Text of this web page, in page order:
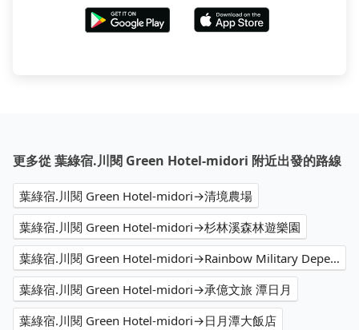
更多從 葉綠宿.川閱 Green Hotel-midori 附近出發的路線
葉綠宿.川閱 Green Hotel-midori→清境農場
葉綠宿.川閱 Green Hotel-midori→杉林溪森林遊樂園
葉綠宿.川閱 Green Hotel-midori→Rainbow Military Dependents` Village
葉綠宿.川閱 Green Hotel-midori→承億文旅 潭日月
葉綠宿.川閱 Green Hotel-midori→日月潭大飯店